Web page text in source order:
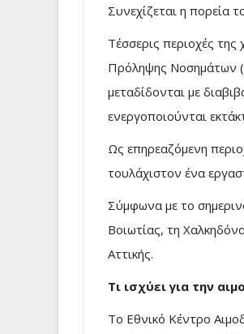
Συνεχίζεται η πορεία
Τέσσερις περιοχές
Πρόληψης Νοσημάτων
μεταδίδονται με
ενεργοποιούνται
Ως επηρεαζόμενη
τουλάχιστον ένα
Σύμφωνα με το
Βοιωτίας, τη
Αττικής.
Τι ισχύει για την
Το Εθνικό Κέντρο